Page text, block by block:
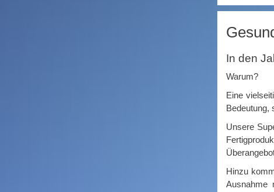
In den
Warum?
Eine
Bedeutung,
Unsere
Hinzu
Ausnahme